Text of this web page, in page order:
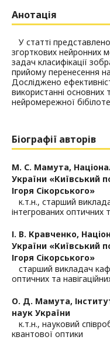
Анотація
У статті
згорткових нейронних
задач класифікації
прийому перенесення
Досліджено
використанні основних
нейромережної
Біографії авторів
М. С. Мамута,
України «Київський
Ігоря Сікорського»
к.т.н., старший
інтегрованих оптичних
І. В. Кравченко,
України «Київський
Ігоря Сікорського»
старший викладач
оптичних та
О. Д. Мамута,
наук України
к.т.н., науковий
квантової оптики